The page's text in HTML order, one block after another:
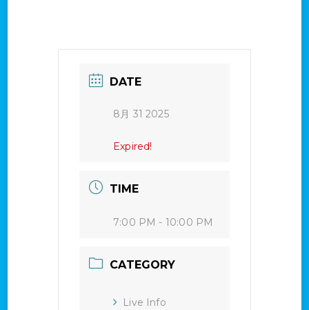
DATE
8月 31 2025
Expired!
TIME
7:00 PM - 10:00 PM
CATEGORY
Live Info